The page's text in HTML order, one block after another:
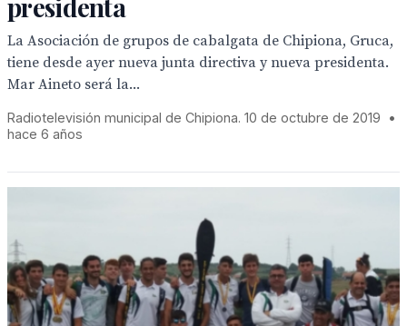
presidenta
La Asociación de grupos de cabalgata de Chipiona, Gruca,
tiene desde ayer nueva junta directiva y nueva presidenta.
Mar Aineto será la...
Radiotelevisión municipal de Chipiona. 10 de octubre de 2019
•
hace 6 años